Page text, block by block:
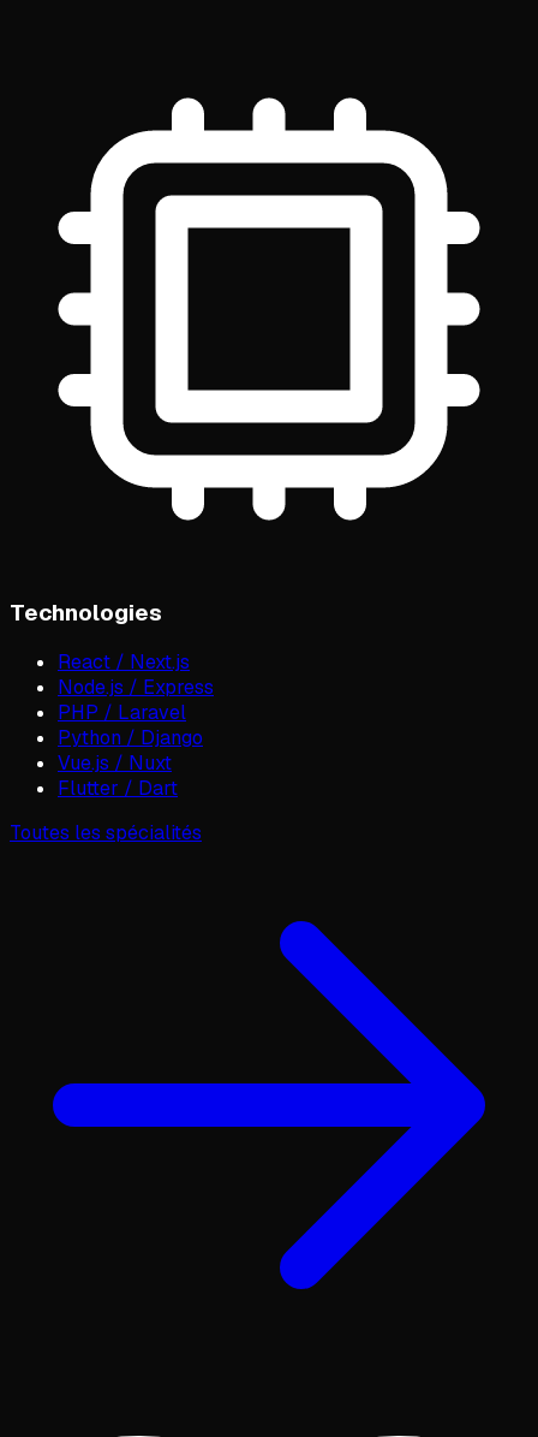
Technologies
React / Next.js
Node.js / Express
PHP / Laravel
Python / Django
Vue.js / Nuxt
Flutter / Dart
Toutes les spécialités